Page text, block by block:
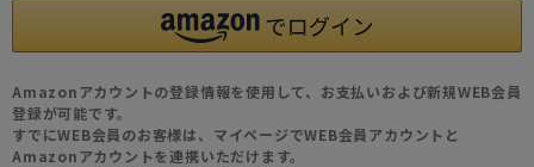
Amazonアカウントの登録情報を使用して、お支払いおよび新規WEB会員
登録が可能です。
すでにWEB会員のお客様は、マイページでWEB会員アカウントと
Amazonアカウントを連携いただけます。